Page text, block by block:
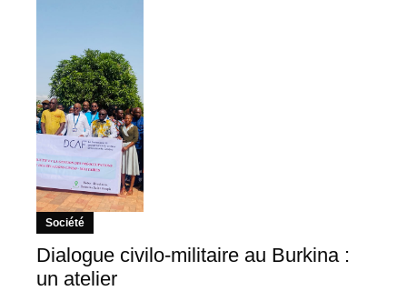
Société
Dialogue civilo-militaire au Burkina :
un atelier